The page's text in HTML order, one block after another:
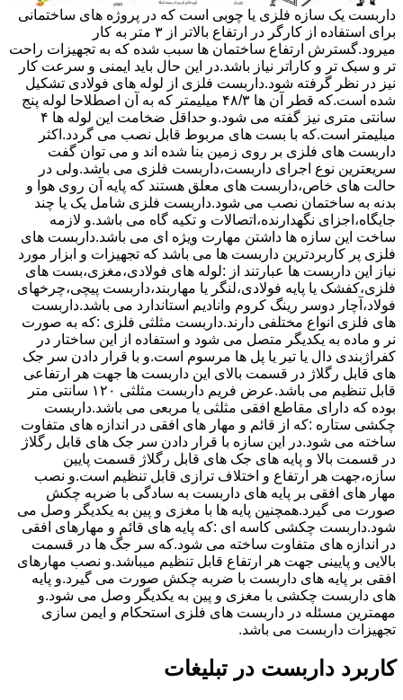
داربست یک سازه فلزی یا چوبی است که در پروژه های ساختمانی
برای استفاده از کارگر در ارتفاع بالاتر از ۳ متر به کار
میرود.گسترش ارتفاع ساختمان ها سبب شده که به تجهیزات راحت
تر و سبک تر و کاراتر نیاز باشد.در این حال باید ایمنی و سرعت کار
نیز در نظر گرفته شود.داربست فلزی از لوله های فولادی تشکیل
شده است.که قطر آن ها ۴۸/۳ میلیمتر که به آن اصطلاحا لوله پنج
سانتی متری نیز گفته می شود.و حداقل ضخامت این لوله ها ۴
میلیمتر است.که با بست های مربوط قابل نصب می گردد.اکثر
داربست های فلزی بر روی زمین بنا شده اند و می توان گفت
سریعترین نوع اجرای داربست،داربست فلزی می باشد.ولی در
حالت های خاص،داربست های معلق هستند که پایه آن روی هوا و
بدنه به ساختمان نصب می شود.داربست فلزی شامل یک یا چند
جایگاه،اجزای نگهدارنده،اتصالات و تکیه گاه می باشد.و لازمه
ساخت این سازه ها داشتن مهارت ویژه ای می باشد.داربست های
فلزی پر کاربردترین داربست ها می باشد که تجهیزات و ابزار مورد
نیاز این داربست ها عبارتند از :لوله های فولادی،مغزی،بست های
فلزی،کفشک یا پایه فولادی،لنگر یا مهاربند،داربست پیچی،چرخهای
فولاد،آچار دوسر رینگ کروم وانادیم استاندارد می باشد.داربست
های فلزی انواع مختلفی دارند.داربست مثلثی فلزی :که به صورت
نر و ماده به یکدیگر متصل می شود و استفاده از این ساختار در
کفراژبندی دال یا تیر یا پل ها مرسوم است.و با قرار دادن سر جک
های قابل رگلاژ در قسمت بالای این داربست ها جهت هر ارتفاعی
قابل تنظیم می باشد.عرض فریم داربست مثلثی ۱۲۰ سانتی متر
بوده که دارای مقاطع افقی مثلثی یا مربعی می باشد.داربست
چکشی ستاره :که از قائم و مهار های افقی در اندازه های متفاوت
ساخته می شود.در این سازه با قرار دادن سر جک های قابل رگلاژ
در قسمت بالا و پایه های جک های قابل رگلاژ قسمت پایین
سازه،جهت هر ارتفاع و اختلاف ترازی قابل تنظیم است.و نصب
مهار های افقی بر پایه های داربست به سادگی با ضربه چکش
صورت می گیرد.همچنین پایه ها با مغزی و پین به یکدیگر وصل می
شود.داربست چکشی کاسه ای :که پایه های قائم و مهارهای افقی
در اندازه های متفاوت ساخته می شود.که سر جگ ها در قسمت
بالایی و پایینی جهت هر ارتفاع قابل تنظیم میباشد.و نصب مهارهای
افقی بر پایه های داربست با ضربه چکش صورت می گیرد.و پایه
های داربست چکشی با مغزی و پین به یکدیگر وصل می شود.و
مهمترین مسئله در داربست های فلزی استحکام و ایمن سازی
تجهیزات داربست می باشد.
کاربرد داربست در تبلیغات